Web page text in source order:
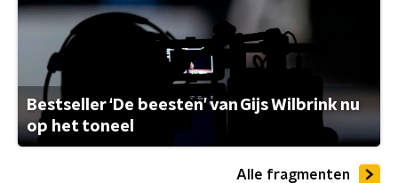
Bestseller ‘De beesten’ van Gijs Wilbrink nu
op het toneel
Alle fragmenten